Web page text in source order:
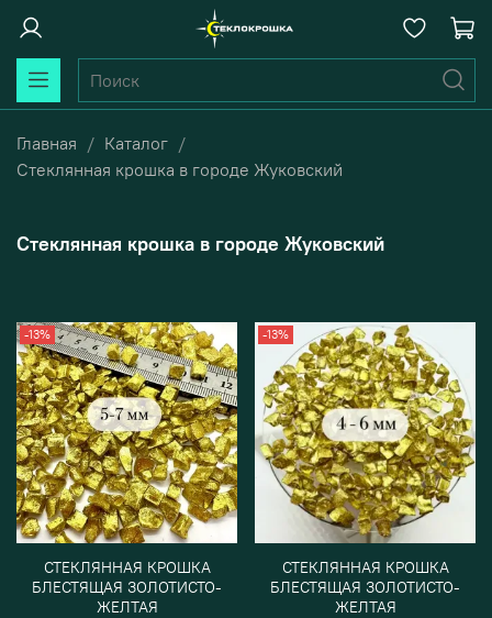
Главная
Каталог
Стеклянная крошка в городе Жуковский
Стеклянная крошка в городе Жуковский
-13%
СТЕКЛЯННАЯ КРОШКА
БЛЕСТЯЩАЯ ЗОЛОТИСТО-
ЖЕЛТАЯ
-13%
СТЕКЛЯННАЯ КРОШКА
БЛЕСТЯЩАЯ ЗОЛОТИСТО-
ЖЕЛТАЯ